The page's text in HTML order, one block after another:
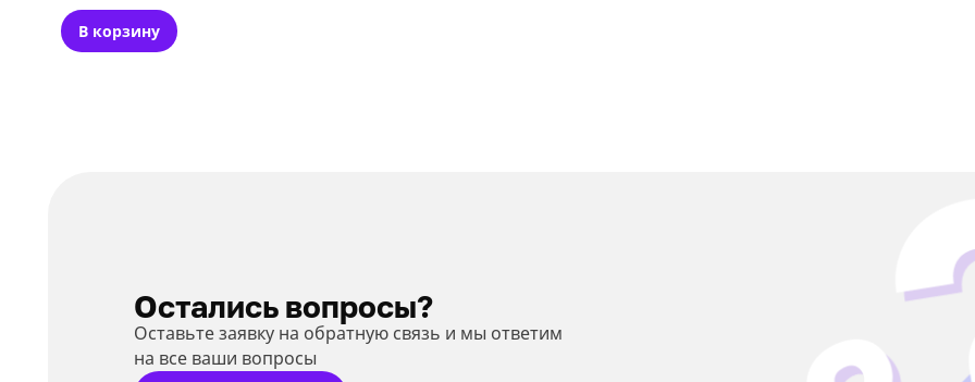
В корзину
Остались вопросы?
Оставьте заявку на обратную связь и мы ответим
на все ваши вопросы